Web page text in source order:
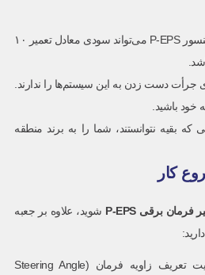
تعمیر یک برد یا سنسور P-EPS می‌تواند سودی معادل تعمیر ۱۰
جرأت دست زدن به این سیستم‌ها را ندارند.
خود باشید.
بقیه نتوانستند، شما را به برند منطقه
کار
فرمان برقی P-EPS
شوید، علاوه بر جعبه
با قابلیت تعریف زاویه فرمان (Steering Angle